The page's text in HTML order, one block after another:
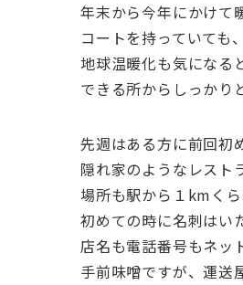
年末から今年にかけて
コートを持っていても
地球温暖化も気になる
できる所からしっかり
先週はある方に前回初
隠れ家のようなレスト
場所も駅から１kmく
初めての時に名刺はい
店名も電話番号もネッ
手前味噌ですが、運送